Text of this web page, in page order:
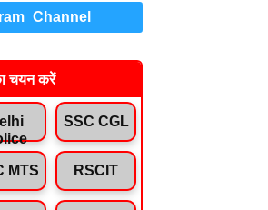
Channel
चयन करें
SSC CGL
MTS RSCIT